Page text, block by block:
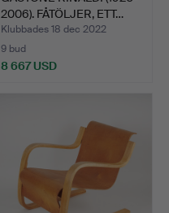
2006). FÅTÖLJER, ETT…
Klubbades 18 dec 2022
9 bud
8 667 USD